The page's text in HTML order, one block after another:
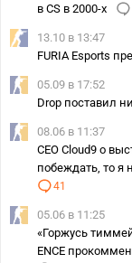
в CS в 2000-х
13.10 в 13:47
FURIA Esports
05.09 в 17:52
Drop поставил
08.06 в 11:37
CEO Cloud9 о
побеждать, то я
41
05.06 в 11:25
«Горжусь
ENCE